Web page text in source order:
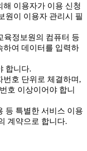
이용자가 이용 신청
원이 이용자 관리시 필
육정보원의 컴퓨터 등
하여 데이터를 입력하
합니다.
호 단위로 체결하며,
호 이상이어야 합니
등 특별한 서비스 이용
계약으로 합니다.